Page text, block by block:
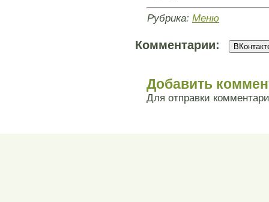
Рубрика: Меню
Комментарии:
Добавить
Для отправки